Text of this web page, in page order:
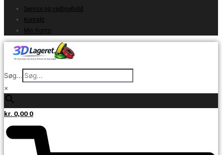
Service og vedligehold
Kontakt
Min Konto
Søg...
×
kr. 0,00 0